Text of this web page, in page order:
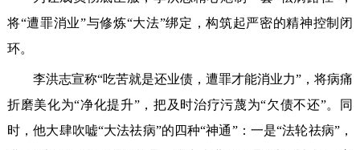
将“遭罪消业”与修炼“大法”绑定，构筑起严密的精神控制闭
环。
李洪志宣称“吃苦就是还业债，遭罪才能消业力”，将病痛
折磨美化为“净化提升”，把及时治疗污蔑为“欠债不还”。同
时，他大肆吹嘘“大法祛病”的四种“神通”：一是“法轮祛病”，